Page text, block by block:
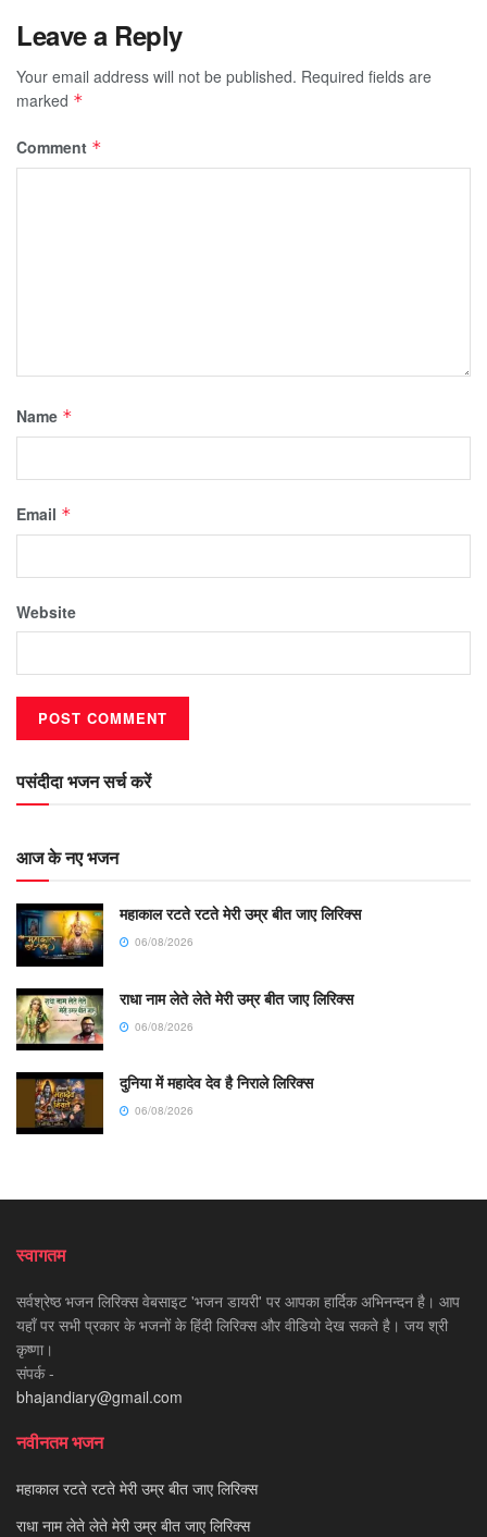
Leave a Reply
Your email address will not be published. Required fields are
marked *
Comment *
Name *
Email *
Website
पसंदीदा भजन सर्च करें
आज के नए भजन
महाकाल रटते रटते मेरी उम्र बीत जाए लिरिक्स
06/08/2026
राधा नाम लेते लेते मेरी उम्र बीत जाए लिरिक्स
06/08/2026
दुनिया में महादेव देव है निराले लिरिक्स
06/08/2026
स्वागतम
सर्वश्रेष्ठ भजन लिरिक्स वेबसाइट 'भजन डायरी' पर आपका हार्दिक अभिनन्दन है। आप
यहाँ पर सभी प्रकार के भजनों के हिंदी लिरिक्स और वीडियो देख सकते है। जय श्री
कृष्णा।
संपर्क -
bhajandiary@gmail.com
नवीनतम भजन
महाकाल रटते रटते मेरी उम्र बीत जाए लिरिक्स
राधा नाम लेते लेते मेरी उम्र बीत जाए लिरिक्स